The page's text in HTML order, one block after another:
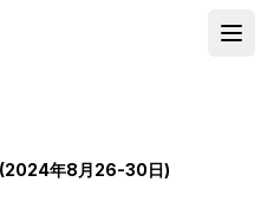
(2024年8月26-30日)